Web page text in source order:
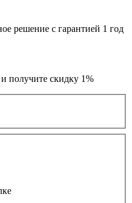
решение с гарантией 1 год
получите скидку 1%